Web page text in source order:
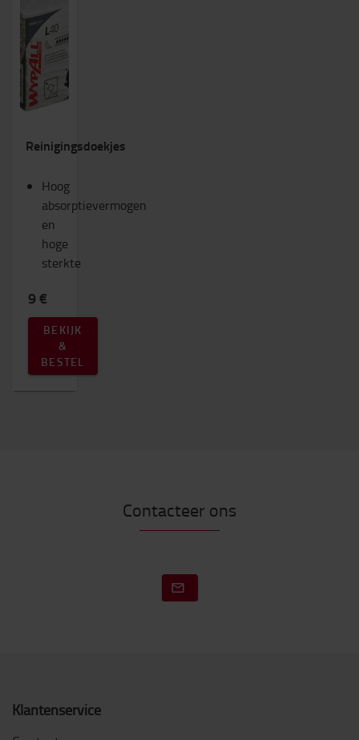
Reinigingsdoekjes
Hoog
absorptievermogen
en
hoge
sterkte
9 €
BEKIJK
&
BESTEL
Contacteer ons
Klantenservice